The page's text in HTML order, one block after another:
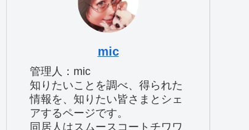
mic
管理人：mic
知りたいことを調べ、得られた
情報を、知りたい皆さまとシェ
アするページです。
同居人はスムースコートチワワ